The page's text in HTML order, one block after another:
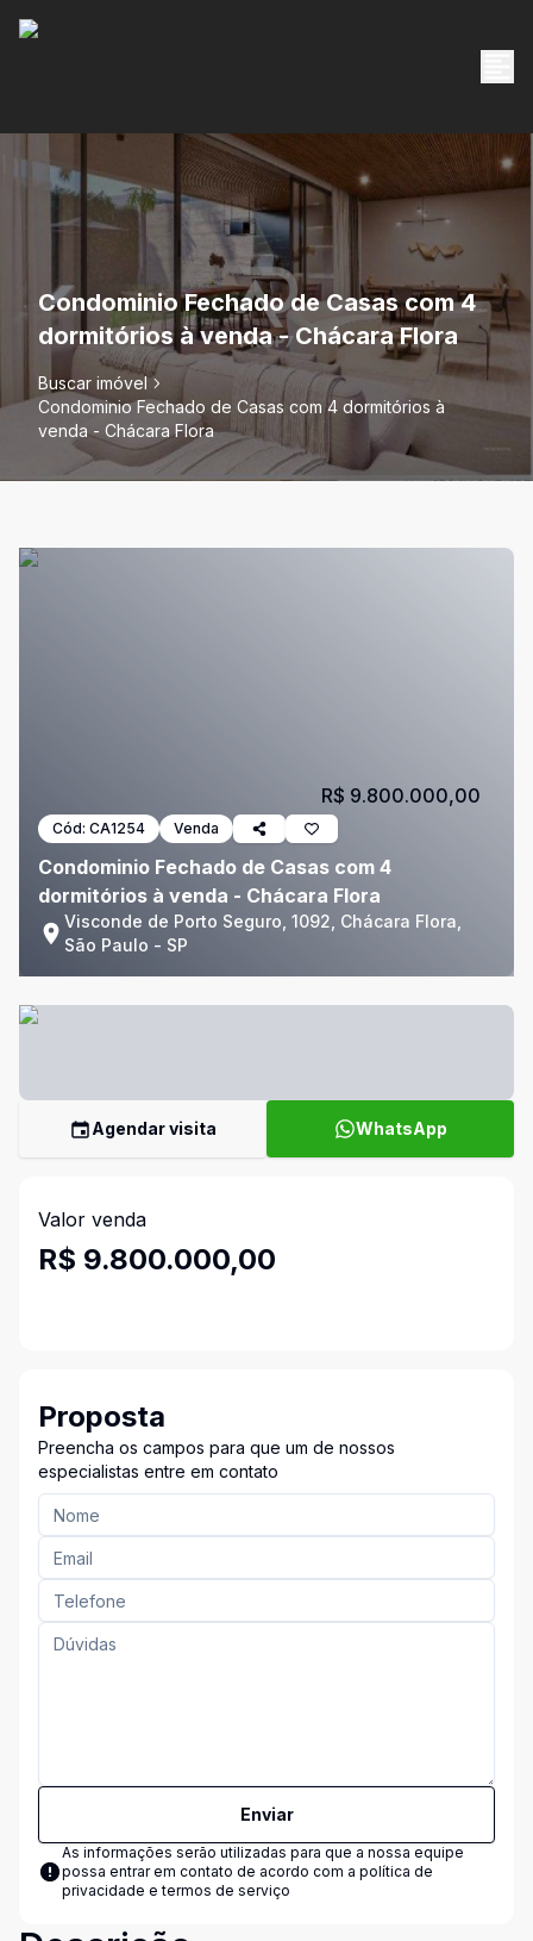
Condominio Fechado de Casas com 4
dormitórios à venda - Chácara Flora
Buscar imóvel
Condominio Fechado de Casas com 4 dormitórios à
venda - Chácara Flora
Cód: CA1254 Venda
Condominio Fechado de Casas com 4
dormitórios à venda - Chácara Flora
Visconde de Porto Seguro, 1092, Chácara Flora,
São Paulo - SP
R$ 9.800.000,00
Agendar visita WhatsApp
Valor venda
R$ 9.800.000,00
Proposta
Preencha os campos para que um de nossos
especialistas entre em contato
Enviar
As informações serão utilizadas para que a nossa equipe
possa entrar em contato de acordo com a política de
privacidade e termos de serviço